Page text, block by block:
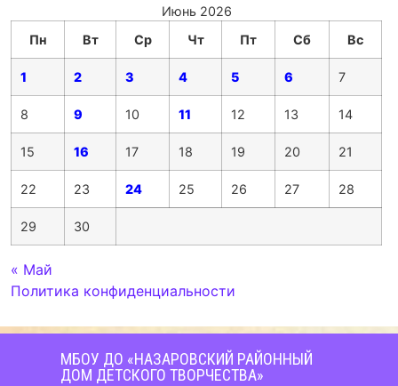
Июнь 2026
Пн
Вт Ср Чт Пт Сб Вс
1 2 3 4 5 6 7
8 9 10 11 12 13 14
15 16 17 18 19 20 21
22 23 24 25 26 27 28
29 30
« Май
Политика конфиденциальности
МБОУ ДО «НАЗАРОВСКИЙ РАЙОННЫЙ
ДОМ ДЕТСКОГО ТВОРЧЕСТВА»